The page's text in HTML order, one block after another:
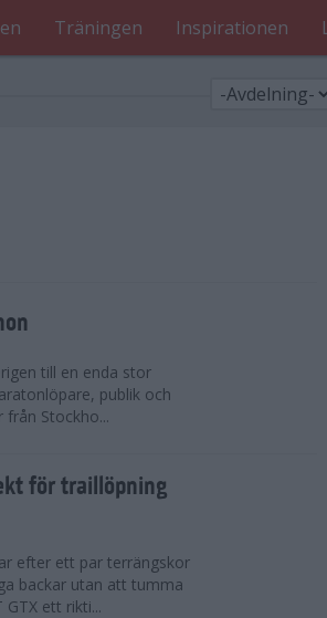
Träningen Inspirationen
till en enda stor
publik och
Stockho...
för traillöpning
efter ett par terrängskor
backar utan att tumma
ett rikti...